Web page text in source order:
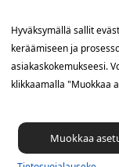
Hae töitä
Blogi
Hyväksymällä sallit
keräämiseen ja
asiakaskokemukseesi.
klikkaamalla "Muokkaa
Muokkaa